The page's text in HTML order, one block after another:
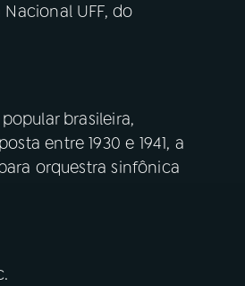
UFF, do
brasileira,
entre 1930 e 1941, a
orquestra sinfônica